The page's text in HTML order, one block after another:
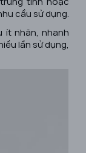
cầu sử dụng.
ít nhăn, nhanh
lần sử dụng,